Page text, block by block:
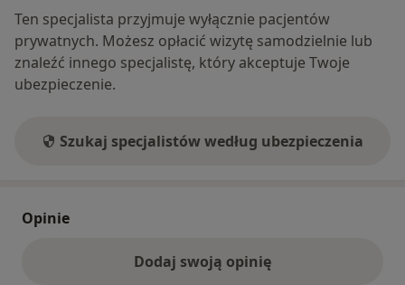
Ten specjalista przyjmuje wyłącznie pacjentów
prywatnych. Możesz opłacić wizytę samodzielnie lub
znaleźć innego specjalistę, który akceptuje Twoje
ubezpieczenie.
Szukaj specjalistów według ubezpieczenia
Opinie
Dodaj swoją opinię